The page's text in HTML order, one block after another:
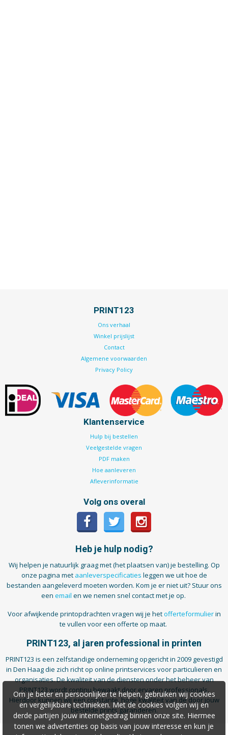
PRINT123
Ons verhaal
Winkel prijslijst
Contact
Algemene voorwaarden
Privacy Policy
Klantenservice
Hulp bij bestellen
Veelgestelde vragen
PDF maken
Hoe aanleveren
Afleverinformatie
Volg ons overal
Heb je hulp nodig?
Wij helpen je natuurlijk graag met (het plaatsen van) je bestelling. Op
onze pagina met aanleverspecificaties leggen we uit hoe de
bestanden aangeleverd moeten worden. Kom je er niet uit? Stuur ons
een email en we nemen snel contact met je op.
Voor afwijkende printopdrachten vragen wij je hetofferteformulierin
te vullen voor een offerte op maat.
PRINT123, al jaren professional in printen
PRINT123 is een zelfstandige onderneming opgericht in 2009 gevestigd
in Den Haag die zich richt op online printservices voor particulieren en
organisaties. De kwaliteit van de diensten onder het beheer van
PRINT123 wordt continu bewaakt door ervaren professionals.
Hierdoor kunnen wij een constante, hoge kwaliteit van de door jouw
bestelde prints garanderen.
Om je beter en persoonlijker te helpen, gebruiken wij cookies
en vergelijkbare technieken. Met de cookies volgen wij en
derde partijen jouw internetgedrag binnen onze site. Hiermee
tonen we advertenties op basis van jouw interesse en kun je